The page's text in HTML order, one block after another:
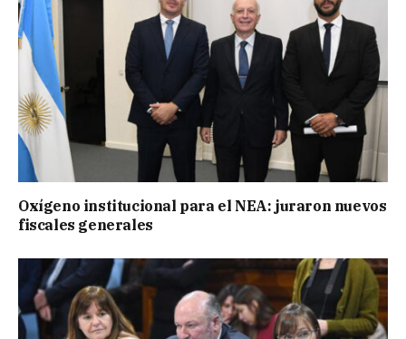
Oxígeno institucional para el NEA: juraron nuevos
fiscales generales